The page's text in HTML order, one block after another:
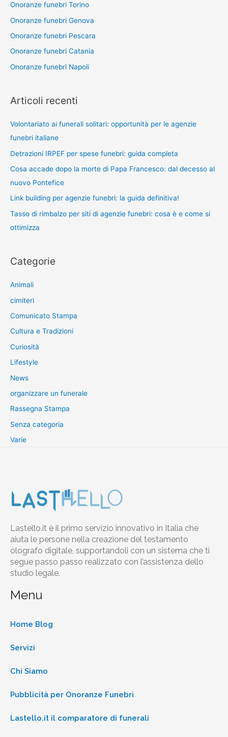
Onoranze funebri Torino
Onoranze funebri Genova
Onoranze funebri Pescara
Onoranze funebri Catania
Onoranze funebri Napoli
Articoli recenti
Volontariato ai funerali solitari: opportunità per le agenzie
funebri italiane
Detrazioni IRPEF per spese funebri: guida completa
Cosa accade dopo la morte di Papa Francesco: dal decesso al
nuovo Pontefice
Link building per agenzie funebri: la guida definitiva!
Tasso di rimbalzo per siti di agenzie funebri: cosa è e come si
ottimizza
Categorie
Animali
cimiteri
Comunicato Stampa
Cultura e Tradizioni
Curiosità
Lifestyle
News
organizzare un funerale
Rassegna Stampa
Senza categoria
Varie
Lastello.it è il primo servizio innovativo in Italia che
aiuta le persone nella creazione del testamento
olografo digitale, supportandoli con un sistema che ti
segue passo passo realizzato con l’assistenza dello
studio legale.
Menu
Home Blog
Servizi
Chi Siamo
Pubblicità per Onoranze Funebri
Lastello.it il comparatore di funerali